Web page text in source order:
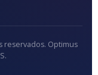
reservados. Optimus